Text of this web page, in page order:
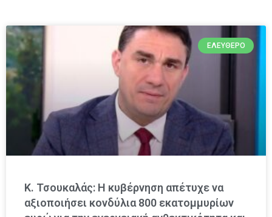
ΕΛΕΎΘΕΡΟ
Κ. Τσουκαλάς: Η κυβέρνηση απέτυχε να
αξιοποιήσει κονδύλια 800 εκατομμυρίων